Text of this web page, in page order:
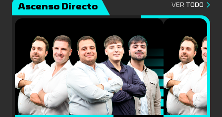
Ascenso Directo VER TODO